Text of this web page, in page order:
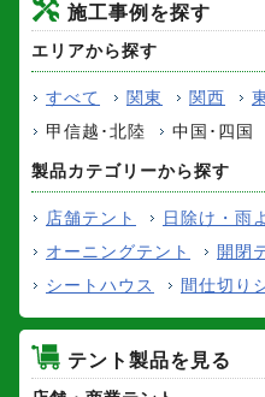
施工事例を探す
エリアから探す
すべて 関東 関西
甲信越･北陸
中国･四国
製品カテゴリーから探す
店舗テント 日除け・雨
オーニングテント
開閉
シートハウス
間仕切り
テント製品を見る